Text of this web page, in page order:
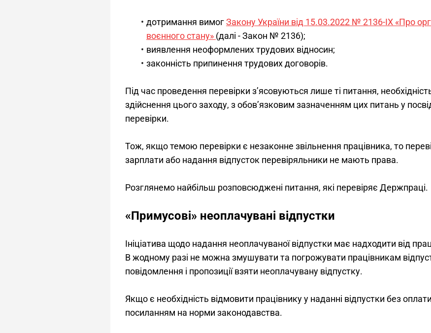
дотримання вимогЗакону України від 15.03.2022 № 2136-ІХ «Про
воєнного стану» (далі - Закон № 2136);
виявлення неоформлених трудових відносин;
законність припинення трудових договорів.
Під час проведення перевірки з’ясовуються лише ті питання,
здійснення цього заходу, з обов’язковим зазначенням цих питань у
перевірки.
Тож, якщо темою перевірки є незаконне звільнення працівника, то
зарплати або надання відпусток перевіряльники не мають права.
Розглянемо найбільш розповсюджені питання, які перевіряє Держпраці.
«Примусові» неоплачувані відпустки
Ініціатива щодо надання неоплачуваної відпустки має надходити від
В жодному разі не можна змушувати та погрожувати працівникам
повідомлення і пропозиції взяти неоплачувану відпустку.
Якщо є необхідність відмовити працівнику у наданні відпустки без
посиланням на норми законодавства.